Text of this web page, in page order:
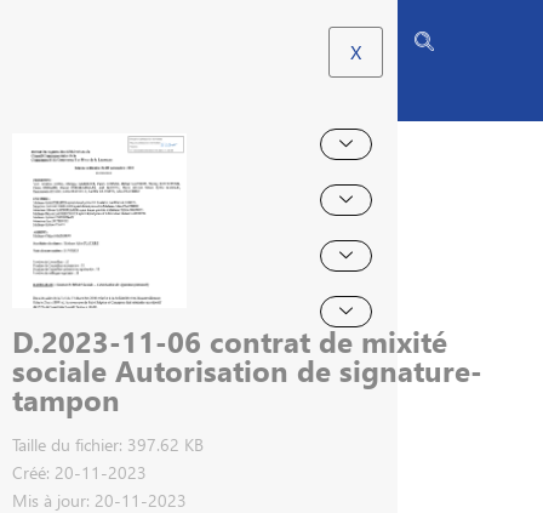
X
D.2023-11-06 contrat de mixité
sociale Autorisation de signature-
tampon
Taille du fichier: 397.62 KB
Créé: 20-11-2023
Mis à jour: 20-11-2023